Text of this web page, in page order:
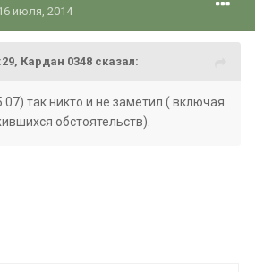
июля, 2014
Кардан 0348 сказал:
так никто и не заметил ( включая
обстоятельств).